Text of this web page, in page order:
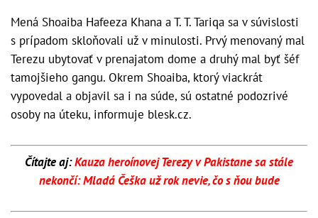
Mená Shoaiba Hafeeza Khana a T. T. Tariqa sa v súvislosti
s prípadom skloňovali už v minulosti. Prvý menovaný mal
Terezu ubytovať v prenajatom dome a druhý mal byť šéf
tamojšieho gangu. Okrem Shoaiba, ktorý viackrát
vypovedal a objavil sa i na súde, sú ostatné podozrivé
osoby na úteku, informuje blesk.cz.
Čítajte aj:Kauza heroínovej Terezy v Pakistane sa stále
nekončí: Mladá Češka už rok nevie, čo s ňou bude